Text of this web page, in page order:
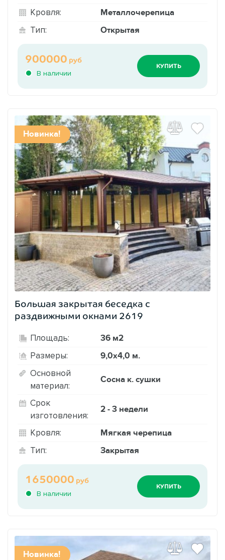
Кровля: Металлочерепица
Тип: Открытая
В наличии
900000 руб
КУПИТЬ
Новинка!
Большая закрытая беседка с
раздвижными окнами 2619
Площадь: 36 м2
Размеры: 9,0х4,0 м.
Основной
материал:
Сосна к. сушки
Срок
изготовления:
2 - 3 недели
Кровля: Мягкая черепица
Тип: Закрытая
В наличии
1650000 руб
КУПИТЬ
Новинка!